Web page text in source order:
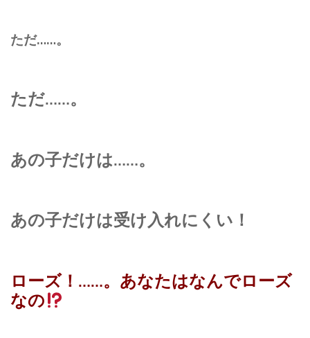
ただ……。
ただ……。
あの子だけは……。
あの子だけは受け入れにくい！
ローズ！……。あなたはなんでローズ
なの